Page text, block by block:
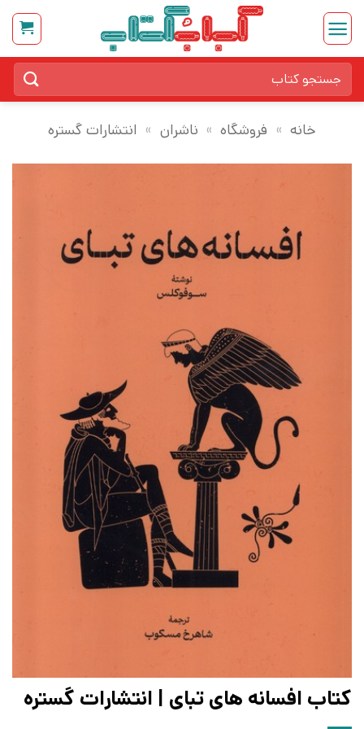
Skip
content
برای:
خانه » فروشگاه » ناشران » انتشارات گستره
کتاب افسانه های تبای | انتشارات گستره